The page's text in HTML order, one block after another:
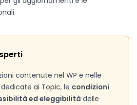
contenute nel WP e nelle
ai Topic, le condizioni
ed eleggibilità delle